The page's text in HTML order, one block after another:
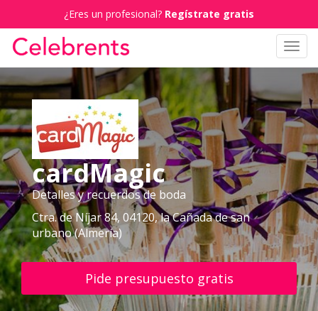
¿Eres un profesional? Regístrate gratis
cardMagic
Detalles y recuerdos de boda
Ctra. de Níjar 84, 04120, la Cañada de san
urbano (Almería)
Pide presupuesto gratis